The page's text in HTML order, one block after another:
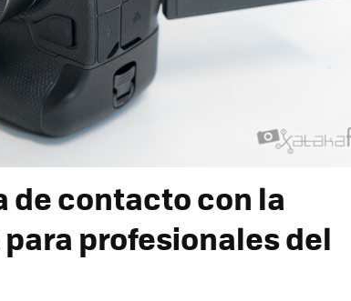
de contacto con la
profesionales del